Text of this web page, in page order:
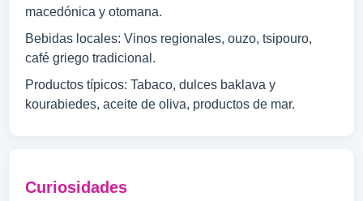
macedónica y otomana.
Bebidas locales: Vinos regionales, ouzo, tsipouro,
café griego tradicional.
Productos típicos: Tabaco, dulces baklava y
kourabiedes, aceite de oliva, productos de mar.
Curiosidades